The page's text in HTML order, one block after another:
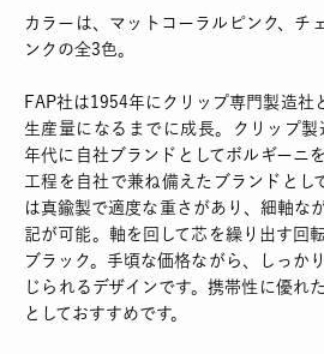
カラーは、マットコーラルピンク、チ
ンクの全3色。
FAP社は1954年にクリップ専門製造社
生産量になるまでに成長。クリップ
年代に自社ブランドとしてボルギーニ
工程を自社で兼ね備えたブランドとし
は真鍮製で適度な重さがあり、細軸な
記が可能。軸を回して芯を繰り出す回
ブラック。手頃な価格ながら、しっか
じられるデザインです。携帯性に優れ
としておすすめです。